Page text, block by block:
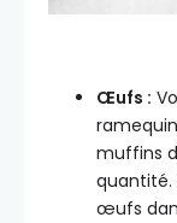
Œufs :
muffins
quantité.
œufs